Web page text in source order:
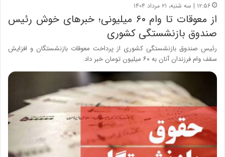
۱۲:۵۶ | سه شنبه، ۲۱ مرداد ۱۴۰۴
از معوقات تا وام ۶۰ میلیونی؛ خبرهای خوش رئیس
صندوق بازنشستگی کشوری
رئیس صندوق بازنشستگی کشوری از پرداخت معوقات بازنشستگان و افزایش
سقف وام فرزندان آنان به ۶۰ میلیون تومان خبر داد.